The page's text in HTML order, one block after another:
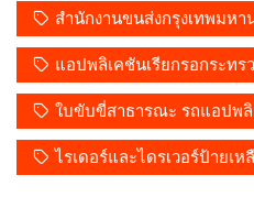
สำนักงานขนส่งกรุงเทพมหา
แอปพลิเคชันเรียกรอกระทร
ใบขับขี่สาธารณะ รถแอปพ
ไรเดอร์และไดรเวอร์ป้ายเห